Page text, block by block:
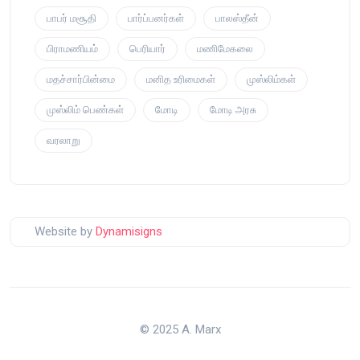
பாபர் மசூதி பார்ப்பனர்கள் பாலஸ்தீன்
பிராமணியம் பெரியார் மணிமேகலை
மதச்சார்பின்மை மனித உரிமைகள் முஸ்லிம்கள்
முஸ்லிம் பெண்கள் மோடி மோடி அரசு
வரலாறு
Website by Dynamisigns
© 2025 A. Marx